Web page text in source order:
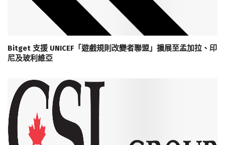
Bitget 支援 UNICEF「遊戲規則改變者聯盟」擴展至孟加拉、印
尼及玻利維亞